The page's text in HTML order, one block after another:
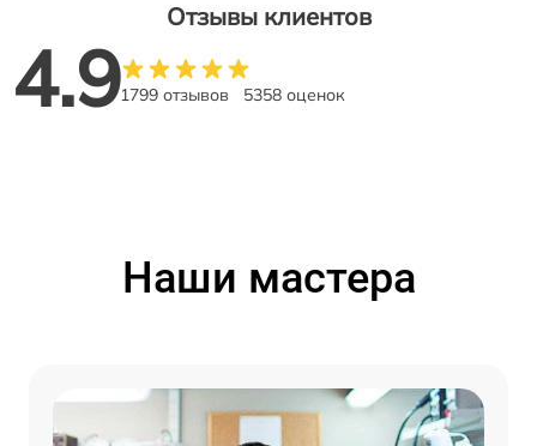
Отзывы клиентов
4.91799 отзывов 5358 оценок
Наши мастера